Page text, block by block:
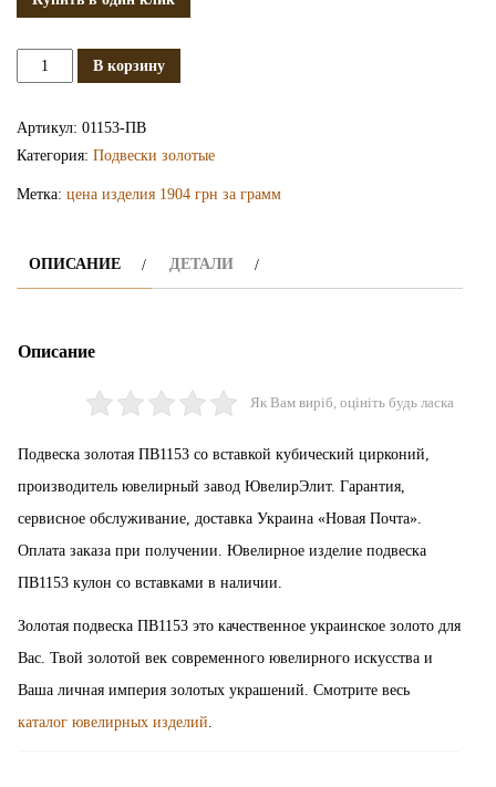
КоличествоВ корзину
Артикул: 01153-ПВ
Категория: Подвески золотые
Метка: цена изделия 1904 грн за грамм
ОПИСАНИЕ ДЕТАЛИ
Описание
Як Вам виріб, оцініть будь ласка
Подвеска золотая ПВ1153 со вставкой кубический цирконий,
производитель ювелирный завод ЮвелирЭлит. Гарантия,
сервисное обслуживание, доставка Украина «Новая Почта».
Оплата заказа при получении. Ювелирное изделие подвеска
ПВ1153 кулон со вставками в наличии.
Золотая подвеска ПВ1153 это качественное украинское золото для
Вас. Твой золотой век современного ювелирного искусства и
Ваша личная империя золотых украшений. Смотрите весь
каталог ювелирных изделий